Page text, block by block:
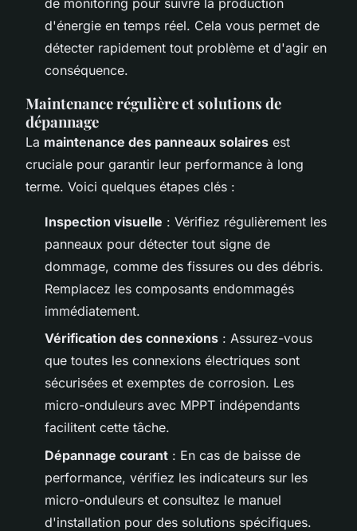
d'énergie en temps réel. Cela vous permet de
détecter rapidement tout problème et d'agir en
conséquence.
Maintenance régulière et solutions de
dépannage
La maintenance des panneaux solaires est
cruciale pour garantir leur performance à long
terme. Voici quelques étapes clés :
Inspection visuelle : Vérifiez régulièrement les
panneaux pour détecter tout signe de
dommage, comme des fissures ou des débris.
Remplacez les composants endommagés
immédiatement.
Vérification des connexions : Assurez-vous
que toutes les connexions électriques sont
sécurisées et exemptes de corrosion. Les
micro-onduleurs avec MPPT indépendants
facilitent cette tâche.
Dépannage courant : En cas de baisse de
performance, vérifiez les indicateurs sur les
micro-onduleurs et consultez le manuel
d'installation pour des solutions spécifiques.